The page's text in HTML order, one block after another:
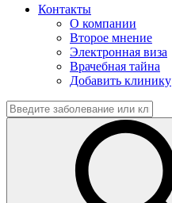
Контакты
О компании
Второе мнение
Электронная виза
Врачебная тайна
Добавить клинику